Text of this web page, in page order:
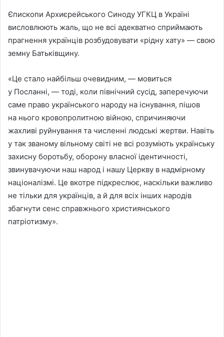
Єпископи Архиєрейського Синоду УГКЦ в Україні
висловлюють жаль, що не всі адекватно сприймають
прагнення українців розбудовувати «рідну хату» — свою
земну Батьківщину.
«Це стало найбільш очевидним, — мовиться
у Посланні, — тоді, коли північний сусід, заперечуючи
саме право українського народу на існування, пішов
на нього кровопролитною війною, спричиняючи
жахливі руйнування та численні людські жертви. Навіть
у так званому вільному світі не всі розуміють українську
захисну боротьбу, оборону власної ідентичності,
звинувачуючи наш народ і нашу Церкву в надмірному
націоналізмі. Це вкотре підкреслює, наскільки важливо
не тільки для українців, а й для всіх інших народів
збагнути сенс справжнього християнського
патріотизму».